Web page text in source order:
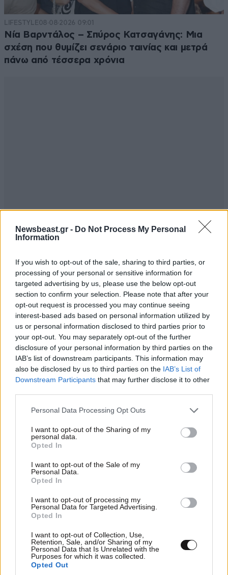
Newsbeast.gr - Do Not Process My Personal
Information
If you wish to opt-out of the sale, sharing to third parties, or
processing of your personal or sensitive information for
targeted advertising by us, please use the below opt-out
section to confirm your selection. Please note that after your
opt-out request is processed you may continue seeing
interest-based ads based on personal information utilized by
us or personal information disclosed to third parties prior to
your opt-out. You may separately opt-out of the further
disclosure of your personal information by third parties on the
IAB’s list of downstream participants. This information may
also be disclosed by us to third parties on the IAB’s List of
Downstream Participants that may further disclose it to other
Please note that this website/app uses one or more Google
not limited to your visit or usage behaviour. You may click to
grant or deny consent to Google and its third-party tags to
use your data for below specified purposes in below Google
consent section.
Personal Data Processing Opt Outs
I want to opt-out of the Sharing of my
personal data.
Opted In
I want to opt-out of the Sale of my
Personal Data.
Opted In
I want to opt-out of processing my
Personal Data for Targeted Advertising.
Opted In
I want to opt-out of Collection, Use,
Retention, Sale, and/or Sharing of my
Personal Data that Is Unrelated with the
Purposes for which it was collected.
Opted Out
LIFESTYLE08·08·2026 09:01
Νία Βαρντάλος – Σπύρος Κατσαγάνης: Μια
σχέση που θυμίζει σενάριο ταινίας και μετρά
πάνω από τέσσερα χρόνια